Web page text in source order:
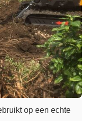
op een echte